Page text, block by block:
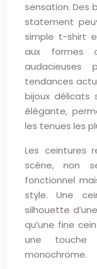
sensation. Des
statement
simple t-shirt
aux formes
audacieuses
tendances
bijoux délicats
élégante,
les tenues les
Les ceintures
scène, non
fonctionnel
style. Une
silhouette
qu’une fine
une touche
monochrome.